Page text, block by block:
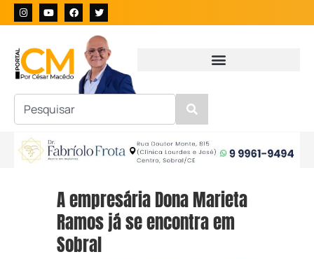
A empresária Dona Marieta
Ramos já se encontra em
Sobral